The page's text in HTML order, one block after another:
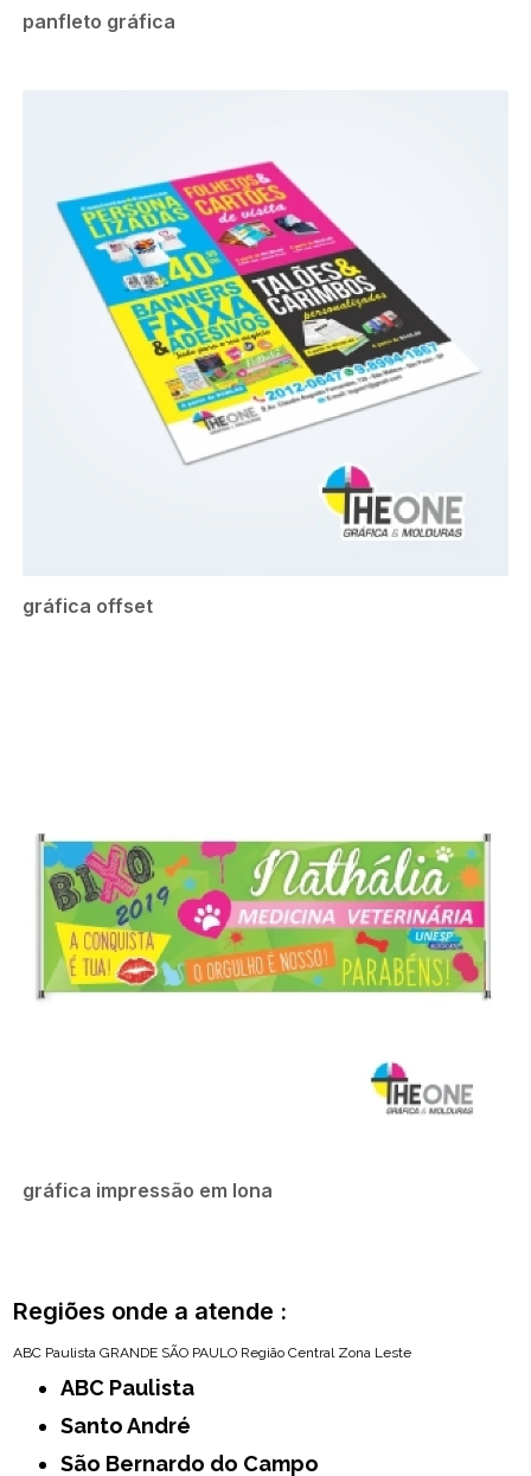
panfleto gráfica
gráfica offset
gráfica impressão em lona
Regiões onde a atende :
ABC Paulista GRANDE SÃO PAULO Região Central Zona Leste
ABC Paulista
Santo André
São Bernardo do Campo